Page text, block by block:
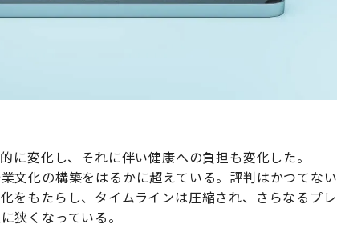
に変化し、それに伴い健康への負担も変化した。
文化の構築をはるかに超えている。評判はかつてない
をもたらし、タイムラインは圧縮され、さらなるプレ
狭くなっている。